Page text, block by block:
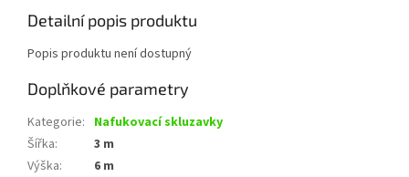
Detailní popis produktu
Popis produktu není dostupný
Doplňkové parametry
Kategorie: Nafukovací skluzavky
Šířka:
3 m
Výška:
6 m